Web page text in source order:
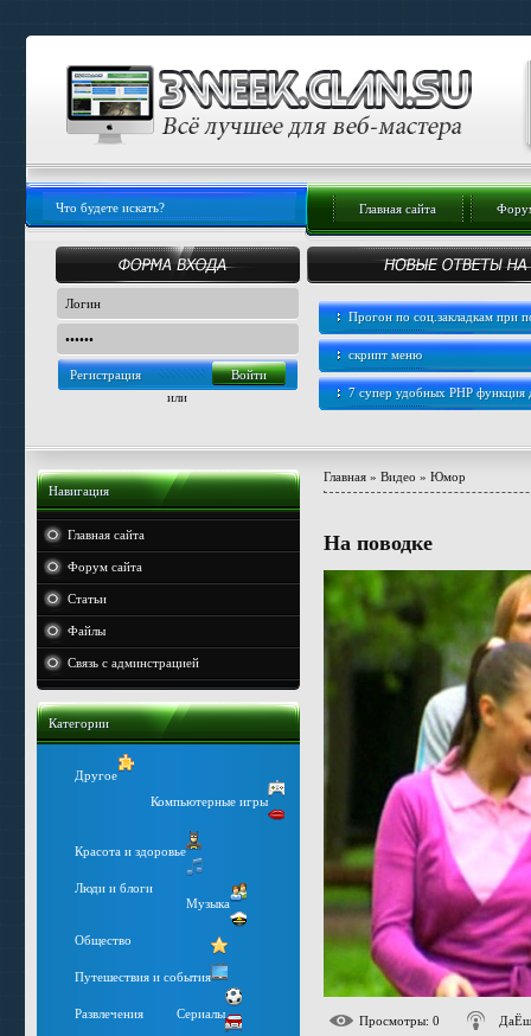
Главная сайта
Регистрация
или
Прогон по соц.закладкам при
скрипт меню
7 супер удобных PHP функция
Навигация
Главная сайта
Форум сайта
Статьи
Файлы
Связь с админстрацией
Категории
Другое
Компьютерные игры
Красота и здоровье
Люди и блоги
Музыка
Общество
Путешествия и события
Развлечения Сериалы
Главная» Видео » Юмор
На поводке
Просмотры: 0